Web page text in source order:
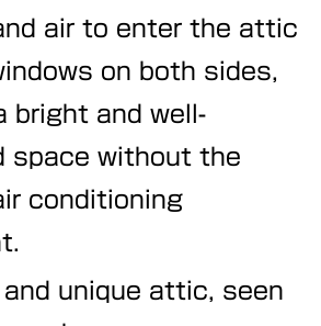
air to enter the attic
on both sides,
bright and well-
space without the
conditioning
unique attic, seen